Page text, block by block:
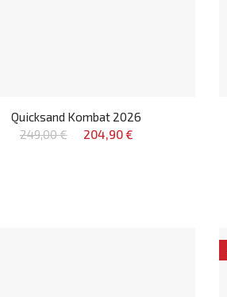
Quicksand Kombat 2026
249,00 €
204,90 €